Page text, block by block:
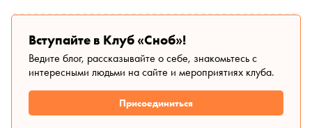
Лондона и Парижа
Вступайте в Клуб «Сноб»!
Ведите блог, рассказывайте о себе, знакомьтесь с
интересными людьми на сайте и мероприятиях клуба.
Присоединиться